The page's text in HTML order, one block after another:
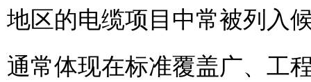
地区的电缆项目中常被列入
通常体现在标准覆盖广、工